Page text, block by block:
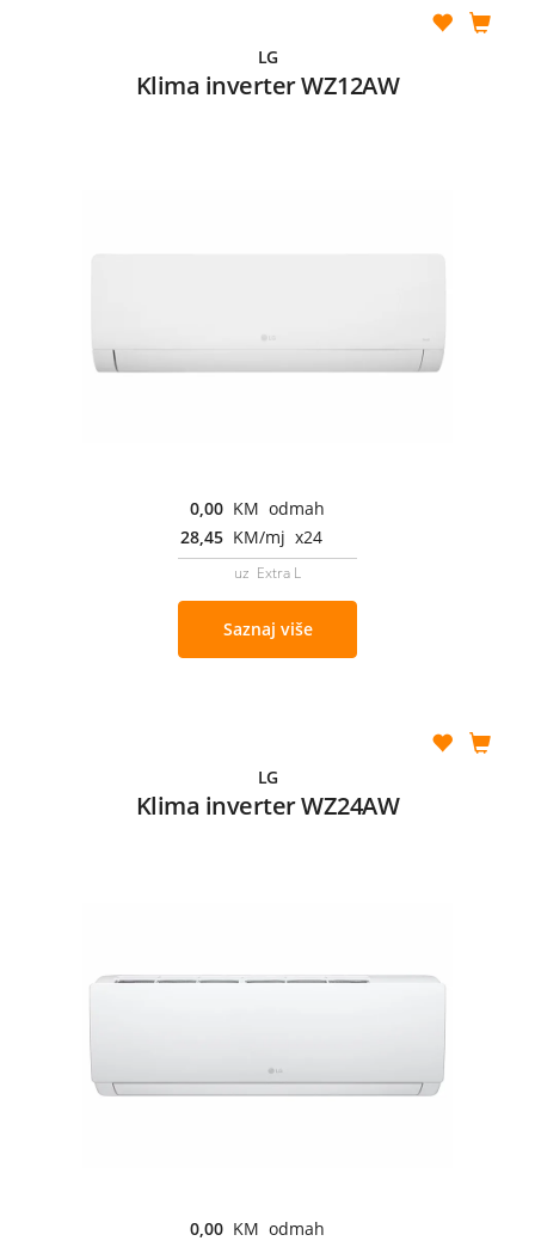
LG
Klima inverter WZ12AW
0,00 KM odmah
28,45 KM/mj x24
uz Extra L
Saznaj više
LG
Klima inverter WZ24AW
0,00 KM odmah